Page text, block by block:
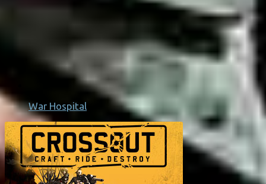
War Hospital